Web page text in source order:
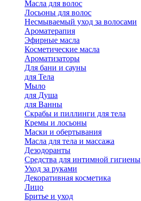
Масла для волос
Лосьоны для волос
Несмываемый уход за волосами
Ароматерапия
Эфирные масла
Косметические масла
Ароматизаторы
Для бани и сауны
для Тела
Мыло
для Душа
для Ванны
Скрабы и пиллинги для тела
Кремы и лосьоны
Маски и обертывания
Масла для тела и массажа
Дезодоранты
Средства для интимной гигиены
Уход за руками
Декоративная косметика
Лицо
Бритье и уход